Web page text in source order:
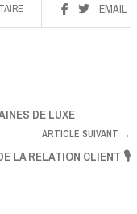
EMAIL
DE LUXE
ARTICLE SUIVANT →
LA RELATION CLIENT 🎙